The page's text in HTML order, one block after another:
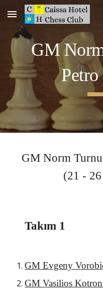
Skip to main content
Petro
GM Norm
(21 - 26
Takım 1
GM Evgeny
GM Vasilios